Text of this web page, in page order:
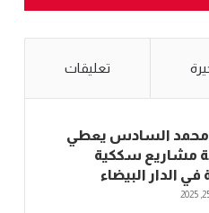
تعليقات
محمد السادس يعطي
مشاريع سككية
الدار البيضاء